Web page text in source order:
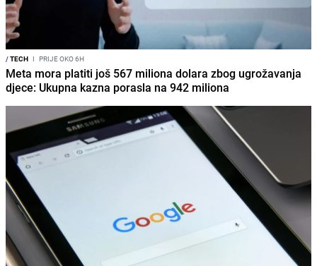
/TECH I PRIJE OKO 6H
Meta mora platiti još 567 miliona dolara zbog ugrožavanja
djece: Ukupna kazna porasla na 942 miliona